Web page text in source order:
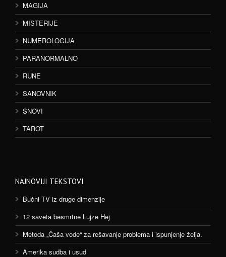
MAGIJA
MISTERIJE
NUMEROLOGIJA
PARANORMALNO
RUNE
SANOVNIK
SNOVI
TAROT
NAJNOVIJI TEKSTOVI
Bučni TV iz druge dimenzije
12 saveta besmrtne Lujze Hej
Metoda „Čaša vode“ za rešavanje problema i ispunjenje želja.
Amerika sudba i usud